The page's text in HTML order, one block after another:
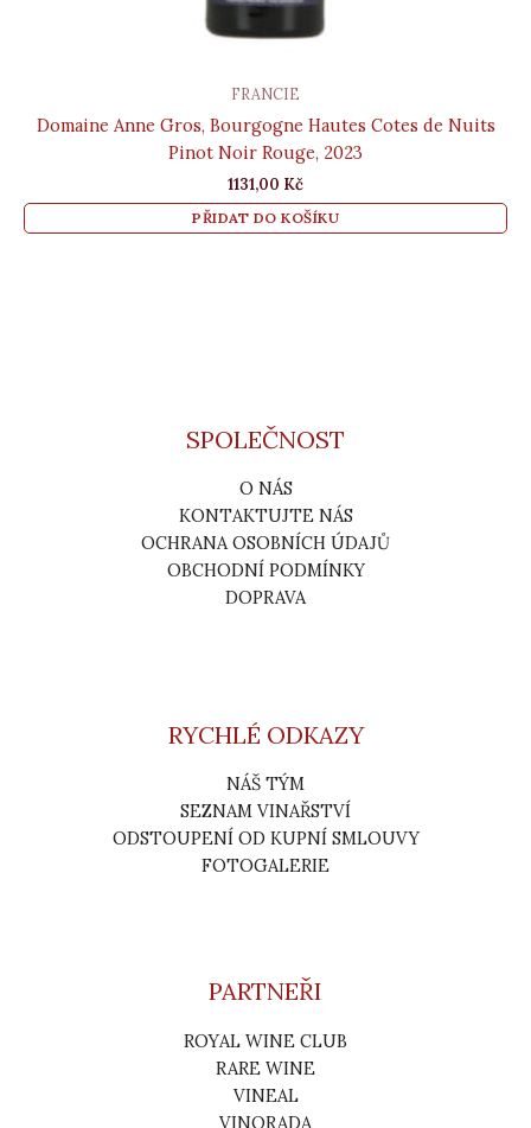
FRANCIE
Domaine Anne Gros, Bourgogne Hautes Cotes de Nuits
Pinot Noir Rouge, 2023
1131,00 Kč
PŘIDAT DO KOŠÍKU
SPOLEČNOST
O NÁS
KONTAKTUJTE NÁS
OCHRANA OSOBNÍCH ÚDAJŮ
OBCHODNÍ PODMÍNKY
DOPRAVA
RYCHLÉ ODKAZY
NÁŠ TÝM
SEZNAM VINAŘSTVÍ
ODSTOUPENÍ OD KUPNÍ SMLOUVY
FOTOGALERIE
PARTNEŘI
ROYAL WINE CLUB
RARE WINE
VINEAL
VINORADA